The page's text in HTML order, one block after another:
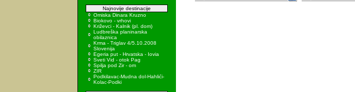
Najnovije destinacije
Omiska Dinara Kruzno
Biokovo - vrhovi
Križevci - Kalnik (pl. dom)
Ludbreška planinarska
obilaznica
Krma - Triglav 4/5.10.2008
Slovenija
Egeria put - Hrvatska - Iovia
Sveti Vid - otok Pag
Spilja pod Zir - om
ZIR
Podkilavac-Mudna dol-Hahlići-
Kolac-Podki